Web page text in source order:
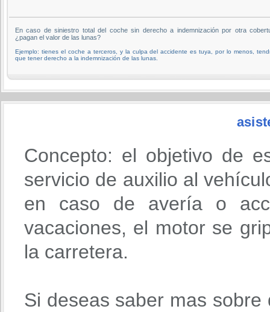
En caso de siniestro total del coche sin derecho a indemnización por otra
¿pagan el valor de las lunas?
Ejemplo: tienes el coche a terceros, y la culpa del accidente es tuya, por lo menos,
que tener derecho a la indemnización de las lunas.
Concepto: el objetivo de
servicio de auxilio al
en caso de avería o
vacaciones, el motor se
la carretera.
Si deseas saber mas